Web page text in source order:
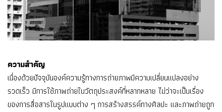
ความสำคัญ
เนื่องด้วยปัจจุบันองค์ความรู้ทางการถ่ายภาพมีความเปลี่ยนแปลงอย่าง
รวดเร็ว มีการใช้ภาพถ่ายในวัตถุประสงค์ที่หลากหลาย ไม่ว่าจะเป็นเรื่อง
ของการสื่อสารในรูปแบบต่าง ๆ การสร้างสรรค์ทางศิลปะ และภาพถ่ายถูก